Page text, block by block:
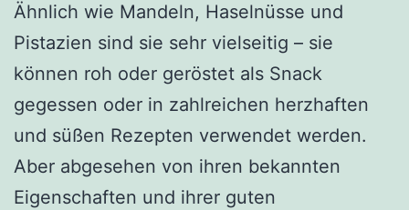
Ähnlich wie Mandeln, Haselnüsse und
Pistazien sind sie sehr vielseitig – sie
können roh oder geröstet als Snack
gegessen oder in zahlreichen herzhaften
und süßen Rezepten verwendet werden.
Aber abgesehen von ihren bekannten
Eigenschaften und ihrer guten